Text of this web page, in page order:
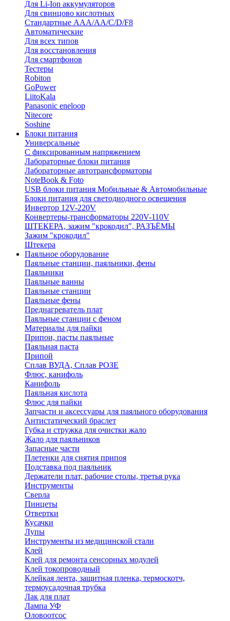
Для Li-Ion аккумуляторов
Для свинцово кислотных
Стандартные ААА/АА/С/D/F8
Автоматические
Для всех типов
Для восстановления
Для смартфонов
Тестеры
Robiton
GoPower
LiitoKala
Panasonic eneloop
Nitecore
Soshine
Блоки питания
Универсальные
C фиксированным напряжением
Лабораторные блоки питания
Лабораторные автотрансформаторы
NoteBook & Foto
USB блоки питания Мобильные & Автомобильные
Блоки питания для светодиодного освещения
Инвертор 12V-220V
Конвертеры-трансформаторы 220V-110V
ШТЕКЕРА, зажим "крокодил", РАЗЪЁМЫ
Зажим "крокодил"
Штекера
Паяльное оборудование
Паяльные станции, паяльники, фены
Паяльники
Паяльные ванны
Паяльные станции
Паяльные фены
Преднагреватель плат
Паяльные станции с феном
Материалы для пайки
Припои, пасты паяльные
Паяльная паста
Припой
Сплав ВУДА, Сплав РОЗЕ
Флюс, канифоль
Канифоль
Паяльная кислота
Флюс для пайки
Запчасти и аксессуары для паяльного оборудования
Антистатический браслет
Губка и стружка для очистки жало
Жало для паяльников
Запасные части
Плетенки для снятия припоя
Подставка под паяльник
Держатели плат, рабочие столы, третья рука
Инструменты
Сверла
Пинцеты
Отвертки
Кусачки
Лупы
Инструменты из медицинской стали
Клей
Клей для ремонта сенсорных модулей
Клей токопроводный
Клейкая лента, защитная пленка, термоскотч,
термоусадочная трубка
Лак для плат
Лампа УФ
Оловоотсос